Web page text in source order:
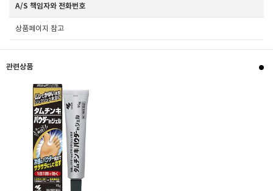
A/S 책임자와 전화번호
상품페이지 참고
관련상품